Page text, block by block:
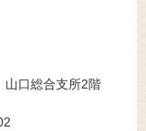
口総合支所2階